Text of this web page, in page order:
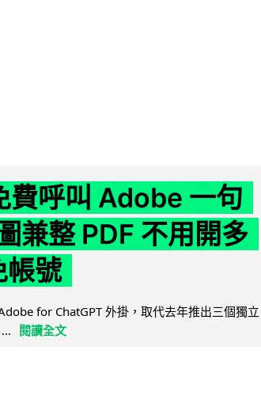
費呼叫 Adobe 一句
兼整 PDF 不用開多
帳號
for ChatGPT 外掛，取代去年推出三個獨立
閱讀全文